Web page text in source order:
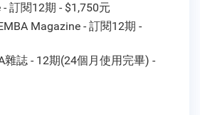
訂閱12期 - $1,750元
Magazine - 訂閱12期 -
雜誌 - 12期(24個月使用完畢) -